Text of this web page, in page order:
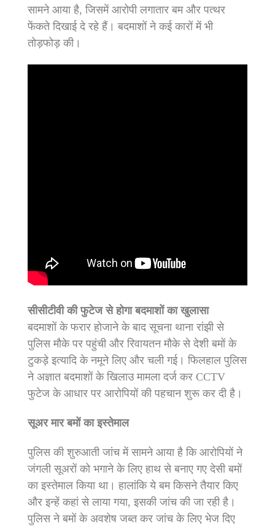
सामने आया है, जिसमें आरोपी लगातार बम और पत्थर
फेंकते दिखाई दे रहे हैं। बदमाशों ने कई कारों में भी
तोड़फोड़ की।
सीसीटीवी की फुटेज से होगा बदमाशों का खुलासा
बदमाशों के फरार होजाने के बाद सूचना थाना रांझी से
पुलिस मौके पर पहुंची और रिवायतन मौके से देशी बमों के
टुकड़े इत्यादि के नमूने लिए और चली गई। फिलहाल पुलिस
ने अज्ञात बदमाशों के खिलाउ मामला दर्ज कर CCTV
फुटेज के आधार पर आरोपियों की पहचान शुरू कर दी है।
सूअर मार बमों का इस्तेमाल
पुलिस की शुरुआती जांच में सामने आया है कि आरोपियों ने
जंगली सूअरों को भगाने के लिए हाथ से बनाए गए देसी बमों
का इस्तेमाल किया था। हालांकि ये बम किसने तैयार किए
और इन्हें कहां से लाया गया, इसकी जांच की जा रही है।
पुलिस ने बमों के अवशेष जब्त कर जांच के लिए भेज दिए